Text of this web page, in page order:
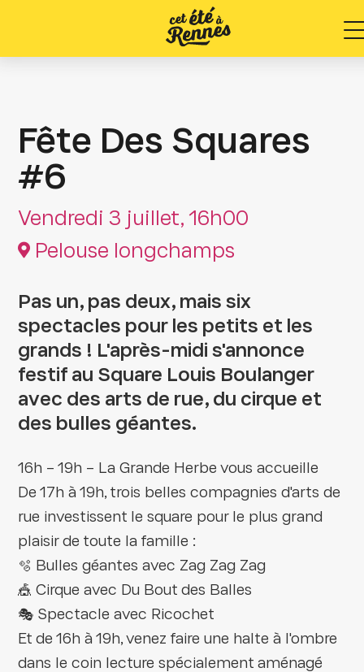
Fête Des Squares
#6
Vendredi 3 juillet, 16h00
Pelouse longchamps
Pas un, pas deux, mais six
spectacles pour les petits et les
grands ! L'après-midi s'annonce
festif au Square Louis Boulanger
avec des arts de rue, du cirque et
des bulles géantes.
16h – 19h – La Grande Herbe vous accueille
De 17h à 19h, trois belles compagnies d'arts de
rue investissent le square pour le plus grand
plaisir de toute la famille :
🫧 Bulles géantes avec Zag Zag Zag
🎪 Cirque avec Du Bout des Balles
🎭 Spectacle avec Ricochet
Et de 16h à 19h, venez faire une halte à l'ombre
dans le coin lecture spécialement aménagé